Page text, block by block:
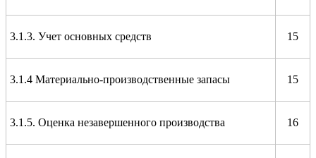
3.1.3. Учет основных средств 15
3.1.4 Материально-производственные запасы 15
3.1.5. Оценка незавершенного производства 16